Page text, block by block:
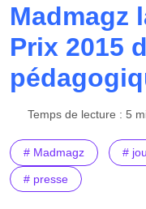
Madmagz
Prix 2015
Temps de lecture : 5
# Madmagz #
# presse